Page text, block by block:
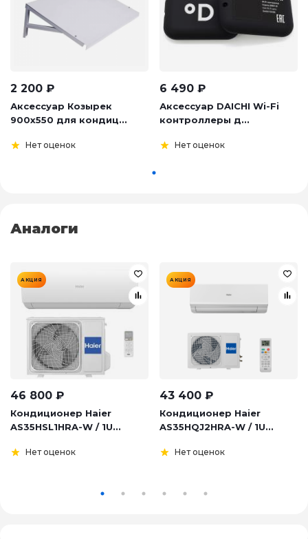
2 200 ₽
Аксессуар Козырек
900х550 для кондиц...
Нет оценок
6 490 ₽
Аксессуар DAICHI Wi-Fi
контроллеры д...
Нет оценок
Аналоги
АКЦИЯ
46 800 ₽
Кондиционер Haier
AS35HSL1HRA-W / 1U...
Нет оценок
АКЦИЯ
43 400 ₽
Кондиционер Haier
AS35HQJ2HRA-W / 1U...
Нет оценок